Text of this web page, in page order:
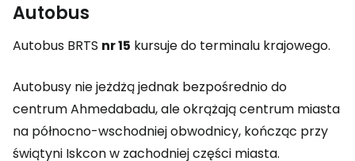
Autobus
Autobus BRTS nr 15 kursuje do terminalu krajowego.
Autobusy nie jeżdżą jednak bezpośrednio do
centrum Ahmedabadu, ale okrążają centrum miasta
na północno-wschodniej obwodnicy, kończąc przy
świątyni Iskcon w zachodniej części miasta.